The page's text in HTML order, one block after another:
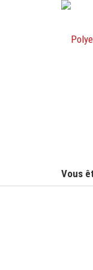
Vous